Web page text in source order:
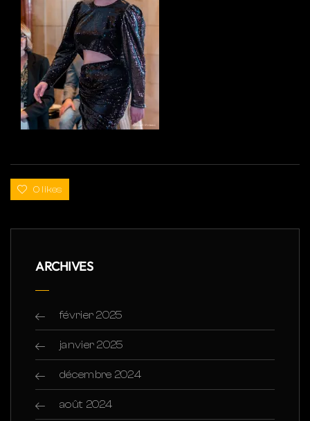
0 likes
ARCHIVES
février 2025
janvier 2025
décembre 2024
août 2024